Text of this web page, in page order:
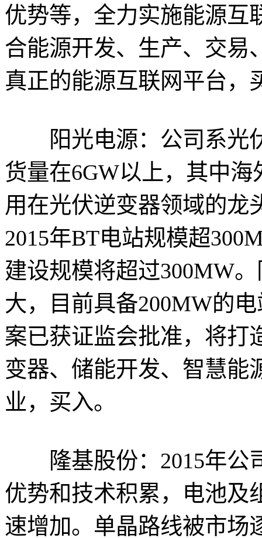
优势等，全力实施能源互
合能源开发、生产、交易
真正的能源互联网平台，
阳光电源：公司系光伏
货量在6GW以上，其中
用在光伏逆变器领域的龙
2015年BT电站规模超
建设规模将超过300MW
大，目前具备200MW的
案已获证监会批准，将打
变器、储能开发、智慧能
业，买入。
隆基股份：2015年公
优势和技术积累，电池及
速增加。单晶路线被市场